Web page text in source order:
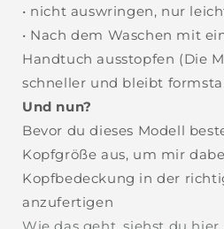
• nicht auswringen, nur
• Nach dem Waschen mit
Handtuch ausstopfen (Die
schneller und bleibt
Und nun?
Bevor du dieses Modell
Kopfgröße aus, um mir
Kopfbedeckung in der
anzufertigen
Wie das geht, siehst du hier.